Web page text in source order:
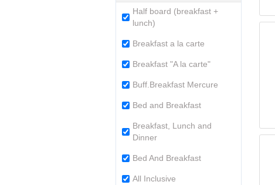
Half board (breakfast +
lunch)
Breakfast a la carte
Breakfast "A la carte"
Buff.Breakfast Mercure
Bed and Breakfast
Breakfast, Lunch and
Dinner
Bed And Breakfast
All Inclusive